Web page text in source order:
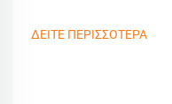
ΔΕΙΤΕ ΠΕΡΙΣΣΟΤΕΡΑ